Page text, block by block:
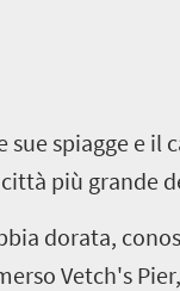
spiagge e
più grande
dorata,
Vetch's